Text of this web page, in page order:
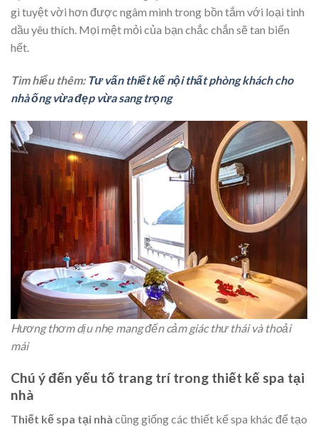
gì tuyệt vời hơn được ngâm mình trong bồn tắm với loại tinh
dầu yêu thích. Mọi mệt mỏi của bạn chắc chắn sẽ tan biến
hết.
Tìm hiểu thêm: Tư vấn thiết kế nội thất phòng khách cho
nhà ống vừa đẹp vừa sang trọng
Hương thơm dịu nhẹ mang đến cảm giác thư thái và thoải
mái
Chú ý đến yếu tố trang trí trong thiết kế spa tại
nhà
Thiết kế spa tại nhà cũng giống các thiết kế spa khác để tạo